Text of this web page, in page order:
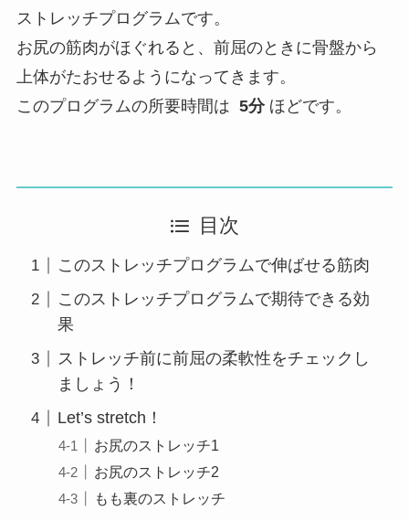
ストレッチプログラムです。
お尻の筋肉がほぐれると、前屈のときに骨盤から
上体がたおせるようになってきます。
このプログラムの所要時間は 5分ほどです。
目次
このストレッチプログラムで伸ばせる筋肉
このストレッチプログラムで期待できる効
果
ストレッチ前に前屈の柔軟性をチェックし
ましょう！
Let’s stretch！
お尻のストレッチ1
お尻のストレッチ2
もも裏のストレッチ